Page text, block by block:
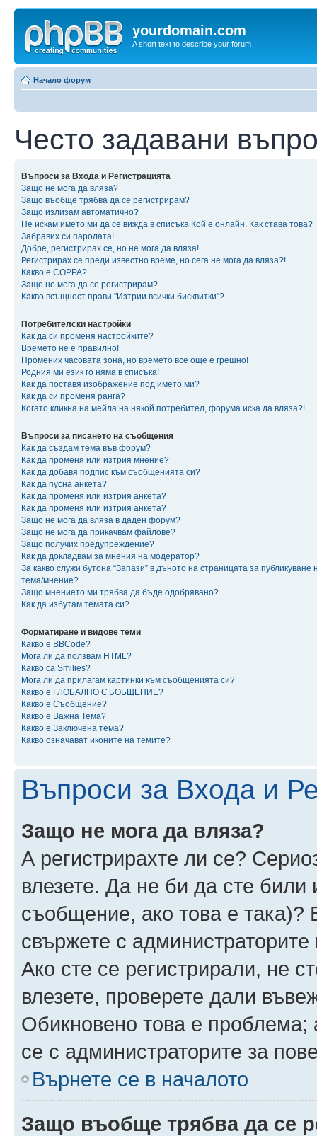
yourdomain.com
A short text to describe your forum
Начало форум
Често задавани
Въпроси за Входа и Регистрацията
Защо не мога да вляза?
Защо въобще трябва да се регистрирам?
Защо излизам автоматично?
Не искам името ми да се вижда в списъка Кой е онлайн. Как става това?
Забравих си паролата!
Добре, регистрирах се, но не мога да вляза!
Регистрирах се преди известно време, но сега не мога да вляза?!
Какво е COPPA?
Защо не мога да се регистрирам?
Какво всъщност прави "Изтрии всички бисквитки"?
Потребителски настройки
Как да си променя настройките?
Времето не е правилно!
Промених часовата зона, но времето все още е грешно!
Родния ми език го няма в списъка!
Как да поставя изображение под името ми?
Как да си променя ранга?
Когато кликна на мейла на някой потребител, форума иска да вляза?!
Въпроси за писането на съобщения
Как да създам тема във форум?
Как да променя или изтрия мнение?
Как да добавя подпис към съобщенията си?
Как да пусна анкета?
Как да променя или изтрия анкета?
Как да променя или изтрия анкета?
Защо не мога да вляза в даден форум?
Защо не мога да прикачвам файлове?
Защо получих предупреждение?
Как да докладвам за мнения на модератор?
За какво служи бутона “Запази” в дъното на страницата за публикуване
тема/мнение?
Защо мнението ми трябва да бъде одобрявано?
Как да избутам темата си?
Форматиране и видове теми
Какво е BBCode?
Мога ли да ползвам HTML?
Какво са Smilies?
Мога ли да прилагам картинки към съобщенията си?
Какво е ГЛОБАЛНО СЪОБЩЕНИЕ?
Какво е Съобщение?
Какво е Важна Тема?
Какво е Заключена тема?
Какво означават иконите на темите?
Въпроси за Входа и
Защо не мога да вляза?
А регистрирахте ли се?
влезете. Да не би да сте
съобщение, ако това е така)?
свържете с
Ако сте се регистрирали, не
влезете, проверете дали
Обикновено това е проблема;
се с администраторите за
Върнете се в началото
Защо въобще трябва да се